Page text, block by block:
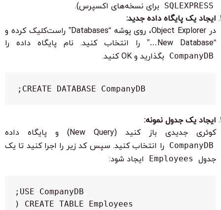
SQLEXPRESS
برای نسخه‌های اکسپرس).
ایجاد یک پایگاه داده جدید:
در Object Explorer، روی پوشه “Databases” راست‌کلیک کرده و
“New Database…” را انتخاب کنید. نام پایگاه داده را
CompanyDB بگذارید و OK کنید.
CREATE DATABASE CompanyDB;
ایجاد یک جدول نمونه:
کوئری جدیدی باز کنید (New Query) و پایگاه داده
CompanyDB
را انتخاب کنید. سپس کد زیر را اجرا کنید تا یک
جدول
Employees ایجاد شود: